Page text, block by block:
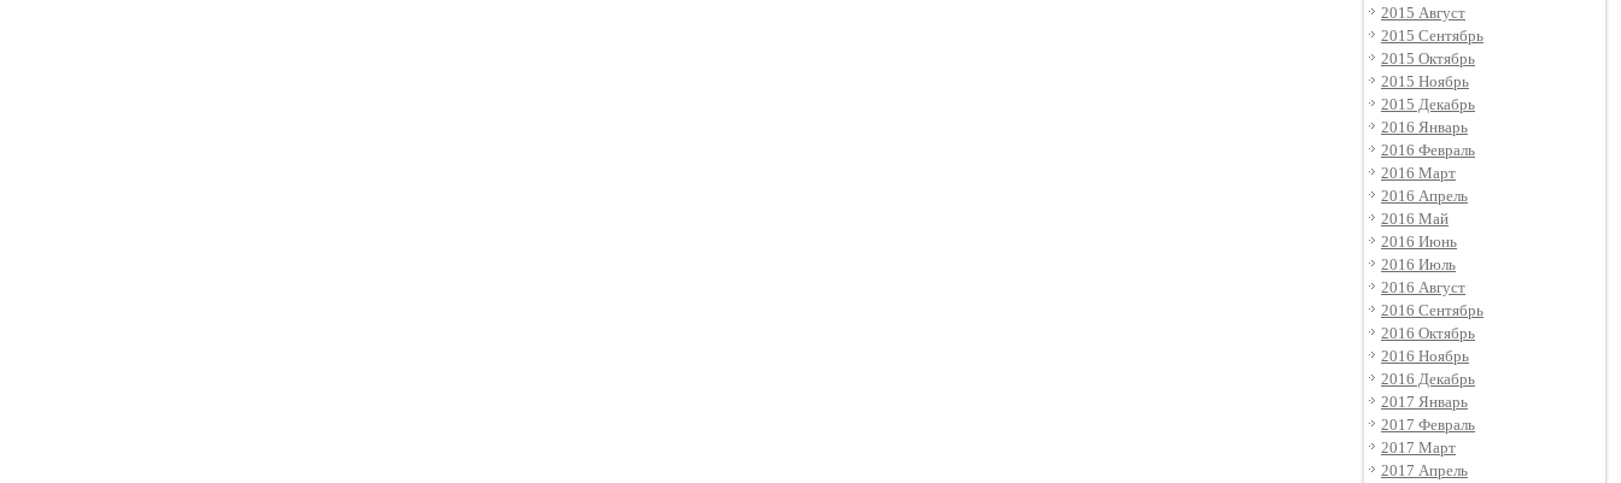
2015 Август
2015 Сентябрь
2015 Октябрь
2015 Ноябрь
2015 Декабрь
2016 Январь
2016 Февраль
2016 Март
2016 Апрель
2016 Май
2016 Июнь
2016 Июль
2016 Август
2016 Сентябрь
2016 Октябрь
2016 Ноябрь
2016 Декабрь
2017 Январь
2017 Февраль
2017 Март
2017 Апрель